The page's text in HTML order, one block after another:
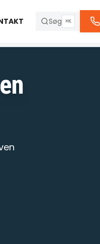
Søg ⌘K